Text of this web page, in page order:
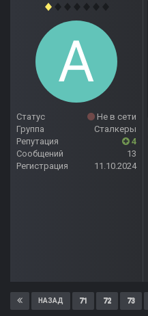
Статус
Не в сети
Группа
Сталкеры
Репутация
4
Сообщений
13
Регистрация
11.10.2024
НАЗАД 71 72 73